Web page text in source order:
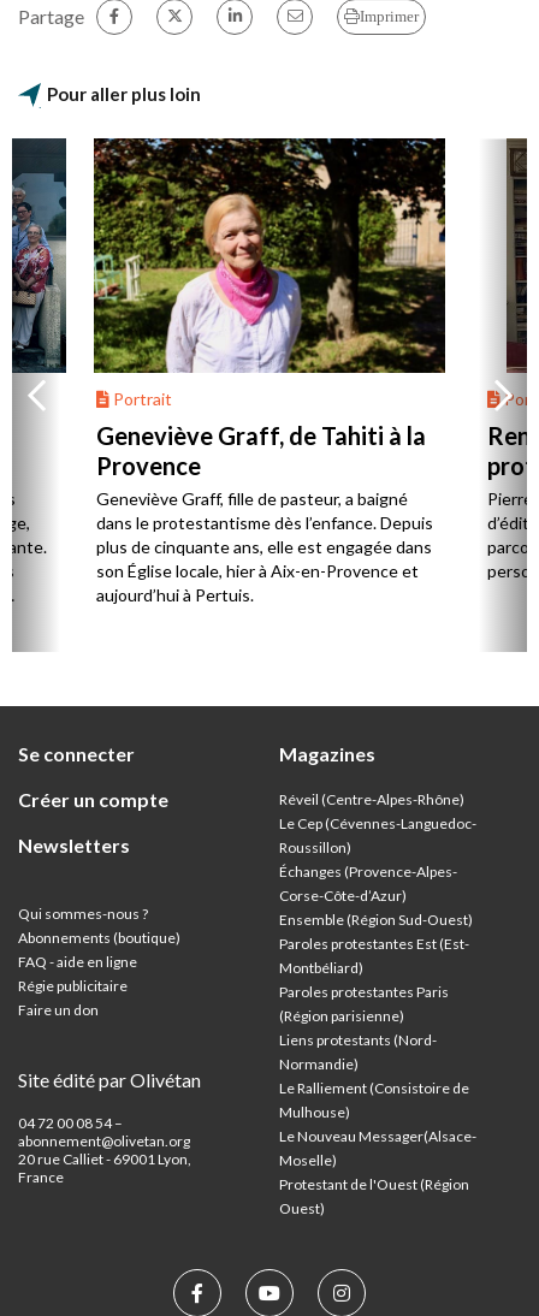
Partage Imprimer
Pour aller plus loin
Portrait
Geneviève Graff, de Tahiti à la
Provence
Geneviève Graff, fille de pasteur, a baigné
dans le protestantisme dès l’enfance. Depuis
plus de cinquante ans, elle est engagée dans
son Église locale, hier à Aix-en-Provence et
aujourd’hui à Pertuis.
Se connecter
Créer un compte
Newsletters
Qui sommes-nous ?
Abonnements (boutique)
FAQ - aide en ligne
Régie publicitaire
Faire un don
Site édité par Olivétan
04 72 00 08 54 –
abonnement@olivetan.org
20 rue Calliet - 69001 Lyon,
France
Magazines
Réveil (Centre-Alpes-Rhône)
Le Cep (Cévennes-Languedoc-
Roussillon)
Échanges (Provence-Alpes-
Corse-Côte-d’Azur)
Ensemble (Région Sud-Ouest)
Paroles protestantes Est (Est-
Montbéliard)
Paroles protestantes Paris
(Région parisienne)
Liens protestants (Nord-
Normandie)
Le Ralliement (Consistoire de
Mulhouse)
Le Nouveau Messager(Alsace-
Moselle)
Protestant de l'Ouest (Région
Ouest)